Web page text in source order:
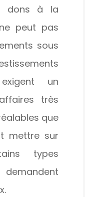
dons à la
peut pas
sous
un
très
que
mettre sur
types
demandent